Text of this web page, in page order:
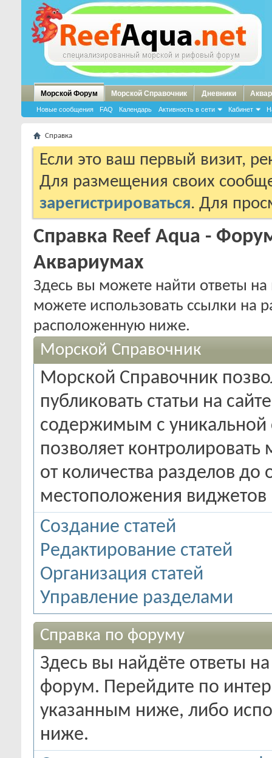
Морской Форум
Новые сообщения FAQ Календарь Активность в сети Кабинет
Морской Справочник Дневники
Справка
Если это ваш первый визит,
Для размещения своих
зарегистрироваться. Для
Справка Reef Aqua -
Аквариумах
Здесь вы можете найти ответы
можете использовать ссылки на
расположенную ниже.
Морской Справочник
Морской Справочник
публиковать статьи на
содержимым с уникальной
позволяет
от количества разделов
местоположения виджетов
Создание статей
Редактирование статей
Организация статей
Управление разделами
Справка по форуму
Здесь вы найдёте ответы
форум. Перейдите по
указанным ниже, либо
ниже.